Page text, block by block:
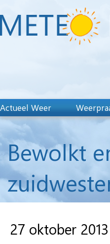
Actueel Weer
Bewolkt
27 oktober